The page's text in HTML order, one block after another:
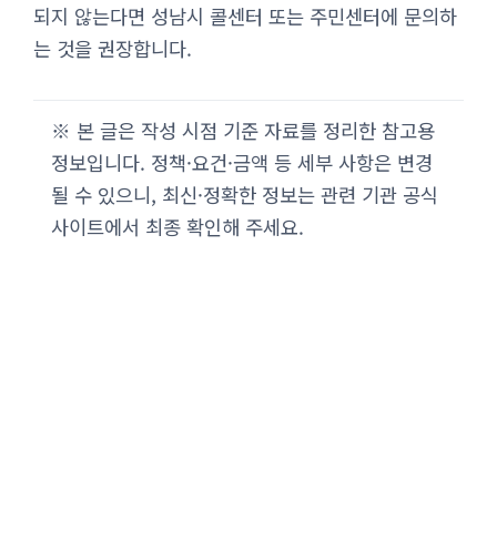
되지 않는다면 성남시 콜센터 또는 주민센터에 문의하
는 것을 권장합니다.
※ 본 글은 작성 시점 기준 자료를 정리한 참고용
정보입니다. 정책·요건·금액 등 세부 사항은 변경
될 수 있으니, 최신·정확한 정보는 관련 기관 공식
사이트에서 최종 확인해 주세요.